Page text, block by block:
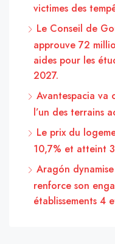
victimes des
Le Conseil de
approuve 72
aides pour les
2027.
Avantespacia va
l’un des terrains
Le prix du
10,7% et atteint
Aragón
renforce son
établissements 4